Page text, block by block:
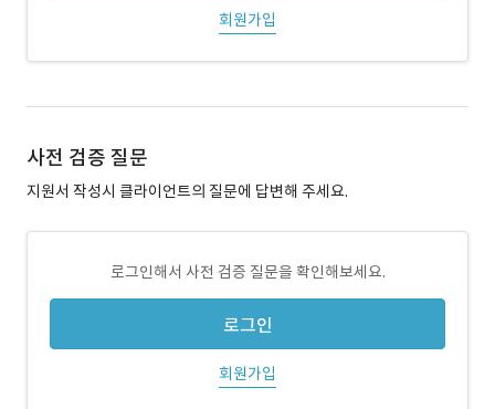
회원가입
사전 검증 질문
지원서 작성시 클라이언트의 질문에 답변해 주세요.
로그인해서 사전 검증 질문을 확인해보세요.
로그인
회원가입